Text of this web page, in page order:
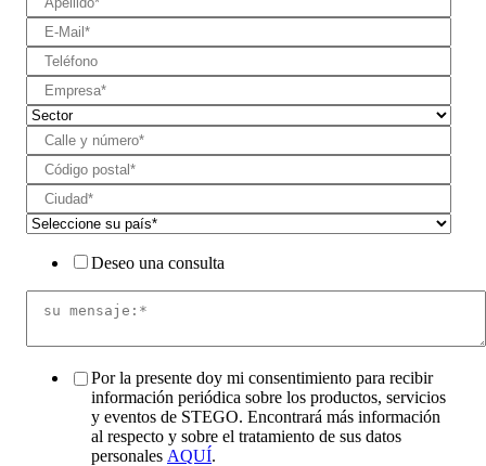
Deseo una consulta
Por la presente doy mi consentimiento para recibir
información periódica sobre los productos, servicios
y eventos de STEGO. Encontrará más información
al respecto y sobre el tratamiento de sus datos
personales AQUÍ.